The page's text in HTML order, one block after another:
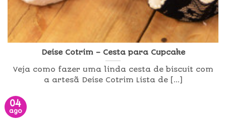
Deise Cotrim – Cesta para Cupcake
Veja como fazer uma linda cesta de biscuit com
a artesã Deise Cotrim Lista de [...]
04
ago